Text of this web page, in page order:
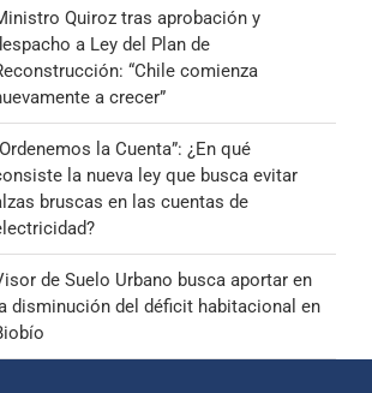
Quiroz tras aprobación y
a Ley del Plan de
“Chile comienza
a crecer”
la Cuenta”: ¿En qué
la nueva ley que busca evitar
bruscas en las cuentas de
de Suelo Urbano busca aportar en
disminución del déficit habitacional en